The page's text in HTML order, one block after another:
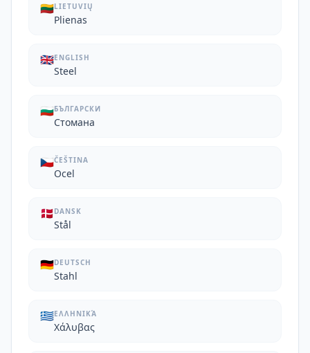
🇱🇹LIETUVIŲ
Plienas
🇬🇧ENGLISH
Steel
🇧🇬БЪЛГАРСКИ
Стомана
🇨🇿ČEŠTINA
Ocel
🇩🇰 DANSK
Stål
🇩🇪DEUTSCH
Stahl
🇬🇷ΕΛΛΗΝΙΚΆ
Χάλυβας